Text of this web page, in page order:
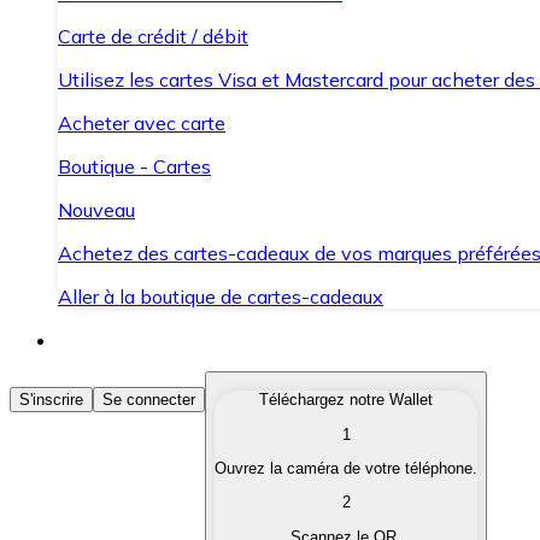
Carte de crédit / débit
Utilisez les cartes Visa et Mastercard pour acheter
Acheter avec carte
Boutique - Cartes
Nouveau
Achetez des cartes-cadeaux de vos marques
Aller à la boutique de cartes-cadeaux
Acheter des Cryptomonnaies
Achetez les cryptomonnaies qui vous intéressent
Convertissez vos cryptomonnaies en monnaie
S'inscrire Se connecter
Téléchargez notre Wallet
1
Ouvrez la caméra de votre téléphone.
2